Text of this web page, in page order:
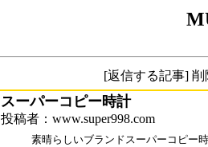
[返信する記事]
スーパーコピー時計
投稿者：www.super998.com
素晴らしいブランドスーパーコピー